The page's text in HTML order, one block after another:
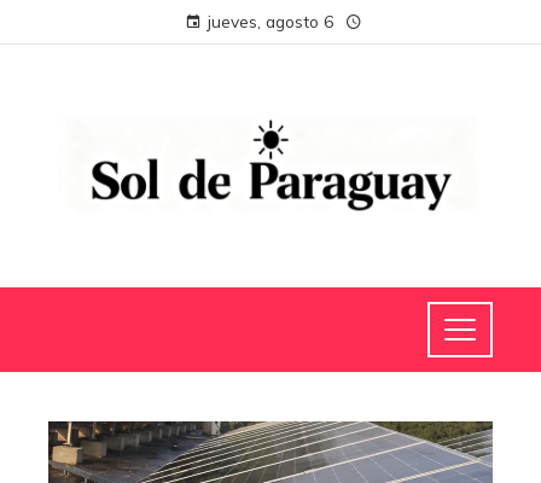
jueves, agosto 6